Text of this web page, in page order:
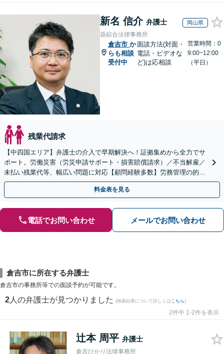
新名 信介 弁護士 岡山県
葵綜合法律事務所
倉吉市 か
らも相談
受付中
面談方法(対面・
電話・ビデオな
ど)は応相談
営業時間：0
9:00~12:00
（平日）
残業代請求
【中四国エリア】弁護士の介入で早期解決へ！証拠集めから全力でサ
ポート。労働災害（労災申請サポート・損害賠償請求）／不当解雇／
未払い残業代等、幅広い問題に対応【顧問経験多数】労務管理の的確
なアドバイスに注力【夜間・休日対応】【岡山駅10分】
料金表を見る
電話でお問い合わせ メールでお問い合わせ
倉吉市に所在する弁護士
倉吉市の事務所等での面談予約が可能です。
2 人の弁護士が見つかりました (検索結果について詳しくは こちら)
2件中 1-2件を表示
辻本 周平 弁護士
倉吉ひかり法律事務所